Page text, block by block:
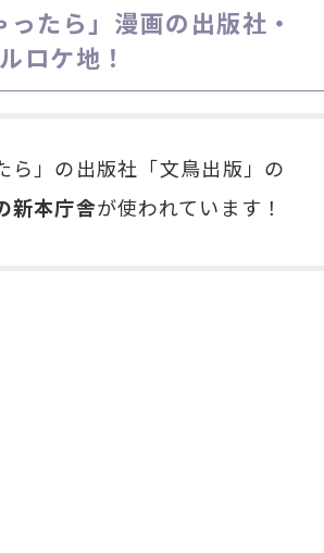
ったら」漫画の出版社・
ロケ地！
ら」の出版社「文鳥出版」の
新本庁舎が使われています！